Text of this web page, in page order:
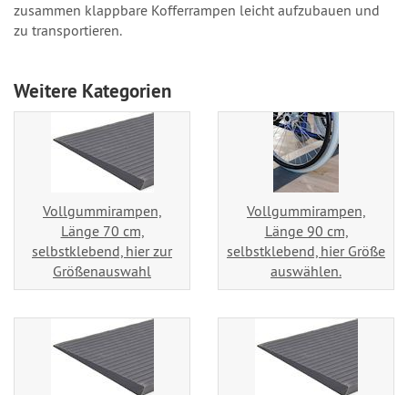
zusammen klappbare Kofferrampen leicht aufzubauen und
zu transportieren.
Weitere Kategorien
Vollgummirampen,
Länge 70 cm,
selbstklebend, hier zur
Größenauswahl
Vollgummirampen,
Länge 90 cm,
selbstklebend, hier Größe
auswählen.